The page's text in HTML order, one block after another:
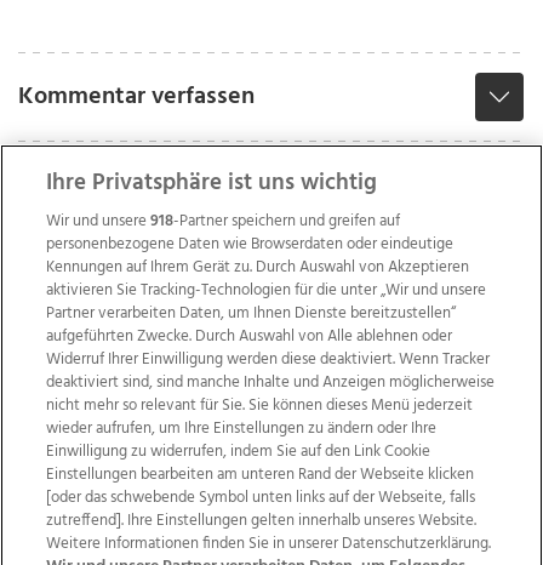
Kommentar verfassen
Wir über uns Mediadaten Kontakt
Jobs
Datenschutz
Impressum
AGB Anzeigekunden
AGB Website
Ehrenkodex Politische Werbung
Ihre Privatsphäre ist uns wichtig
Wir und unsere918-Partner speichern und greifen auf
personenbezogene Daten wie Browserdaten oder eindeutige
Kennungen auf Ihrem Gerät zu. Durch Auswahl von Akzeptieren
aktivieren Sie Tracking-Technologien für die unter „Wir und unsere
Partner verarbeiten Daten, um Ihnen Dienste bereitzustellen“
aufgeführten Zwecke. Durch Auswahl von Alle ablehnen oder
Widerruf Ihrer Einwilligung werden diese deaktiviert. Wenn Tracker
deaktiviert sind, sind manche Inhalte und Anzeigen möglicherweise
nicht mehr so relevant für Sie. Sie können dieses Menü jederzeit
wieder aufrufen, um Ihre Einstellungen zu ändern oder Ihre
Einwilligung zu widerrufen, indem Sie auf den Link Cookie
Einstellungen bearbeiten am unteren Rand der Webseite klicken
[oder das schwebende Symbol unten links auf der Webseite, falls
zutreffend]. Ihre Einstellungen gelten innerhalb unseres Website.
Weitere Informationen finden Sie in unserer Datenschutzerklärung.